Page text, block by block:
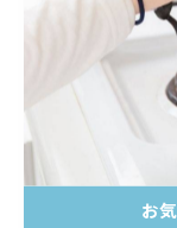
す。特に高齢者
的な清掃が求め
実際に、プロに
咳が減った」「
いう口コミも多
方が増えていま
お